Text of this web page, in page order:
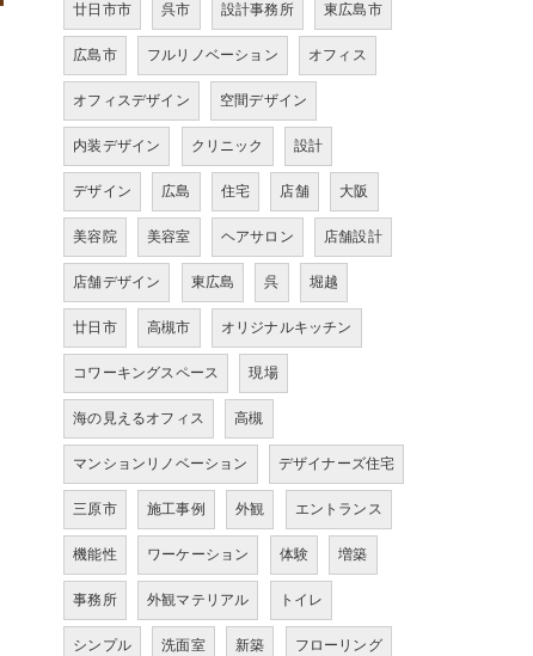
廿日市市 呉市 設計事務所 東広島市
広島市 フルリノベーション オフィス
オフィスデザイン 空間デザイン
内装デザイン クリニック 設計
デザイン 広島 住宅 店舗 大阪
美容院 美容室 ヘアサロン 店舗設計
店舗デザイン 東広島 呉 堀越
廿日市 高槻市 オリジナルキッチン
コワーキングスペース 現場
海の見えるオフィス 高槻
マンションリノベーション デザイナーズ住宅
三原市 施工事例 外観 エントランス
機能性 ワーケーション 体験 増築
事務所 外観マテリアル トイレ
シンプル 洗面室 新築 フローリング